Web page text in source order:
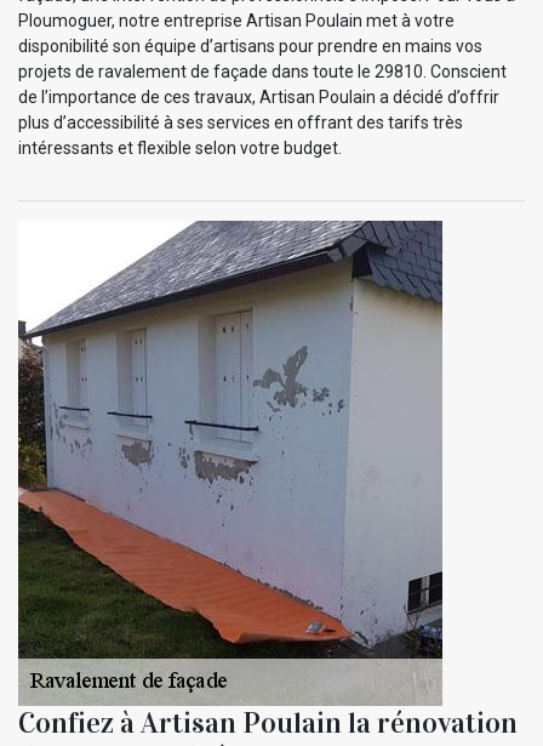
Ploumoguer, notre entreprise Artisan Poulain met à votre
disponibilité son équipe d’artisans pour prendre en mains vos
projets de ravalement de façade dans toute le 29810. Conscient
de l’importance de ces travaux, Artisan Poulain a décidé d’offrir
plus d’accessibilité à ses services en offrant des tarifs très
intéressants et flexible selon votre budget.
Confiez à Artisan Poulain la rénovation